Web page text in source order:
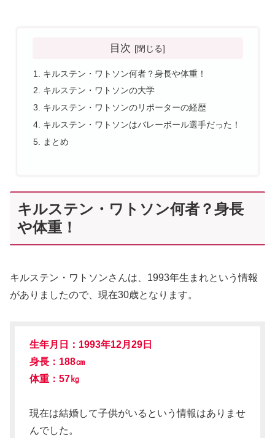
目次
キルステン・ワトソン何者？身長や体重！
キルステン・ワトソンの大学
キルステン・ワトソンのリポーターの経歴
キルステン・ワトソンはバレーボール選手だった！
まとめ
キルステン・ワトソン何者？身長
や体重！
キルステン・ワトソンさんは、1993年生まれという情報
がありましたので、現在30歳となります。
生年月日：1993年12月29日
身長：188㎝
体重：57㎏
現在は結婚して子供がいるという情報はありませ
んでした。